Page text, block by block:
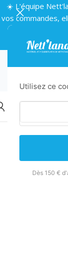
Utilisez ce
Dès 150 €
☀️ L'équipe
vos commandes,